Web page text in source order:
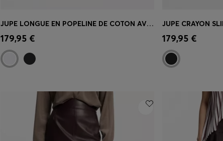
Achat rapide
taille)
JUPE LONGUE EN POPELINE DE COTON AVEC CEINTURE À ŒILLETS
179,95 € Achat rapide
taille)
179,95 €